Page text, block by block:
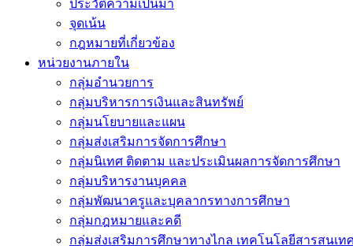
ประวัติความเป็นมา
จุดเน้น
กฎหมายที่เกี่ยวข้อง
หน่วยงานภายใน
กลุ่มอำนวยการ
กลุ่มบริหารการเงินและสินทรัพย์
กลุ่มนโยบายและแผน
กลุ่มส่งเสริมการจัดการศึกษา
กลุ่มนิเทศ ติดตาม และประเมินผลการจัดการศึกษา
กลุ่มบริหารงานบุคคล
กลุ่มพัฒนาครูและบุคลากรทางการศึกษา
กลุ่มกฎหมายและคดี
กลุ่มส่งเสริมการศึกษาทางไกล เทคโนโลยีสารสนเท